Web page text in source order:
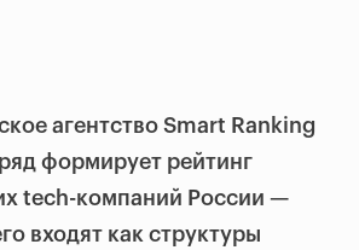
агентство Smart Ranking
формирует рейтинг
tech-компаний России —
входят как структуры